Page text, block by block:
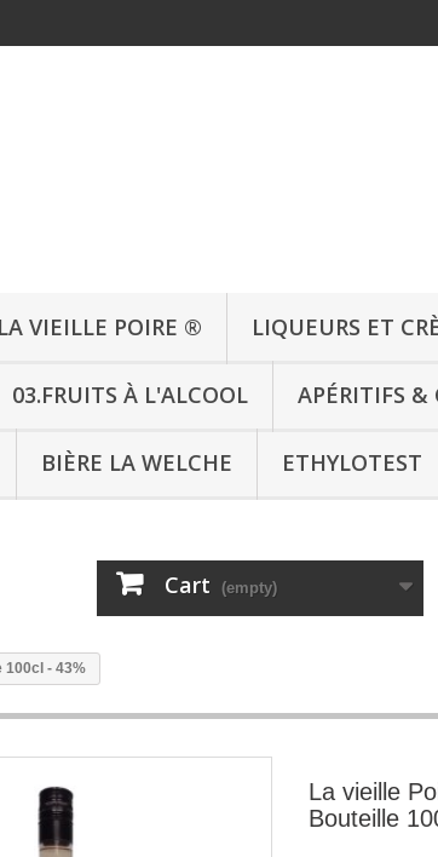
LA VIEILLE POIRE ® LIQUEURS ET
03.FRUITS À L'ALCOOL APÉRITIFS &
BIÈRE LA WELCHE ETHYLOTEST
Cart (empty)
100cl - 43%
La vieille
Bouteille